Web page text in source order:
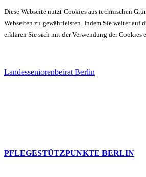
Diese Webseite nutzt Cookies aus technischen
Webseiten zu gewährleisten. Indem Sie weiter auf
erklären Sie sich mit der Verwendung der Cookies
Landesseniorenbeirat Berlin
PFLEGESTÜTZPUNKTE BERLIN